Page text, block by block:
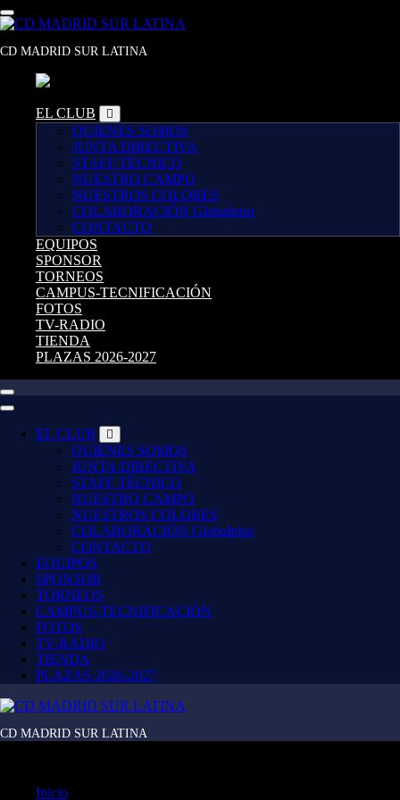
Saltar
al
CD MADRID SUR LATINA
EL CLUB
QUIENES SOMOS
JUNTA DIRECTIVA
STAFF TÉCNICO
NUESTRO CAMPO
NUESTROS COLORES
COLABORACIÓN Globalpiso
CONTACTO
EQUIPOS
SPONSOR
TORNEOS
CAMPUS-TECNIFICACIÓN
FOTOS
TV-RADIO
TIENDA
PLAZAS 2026-2027
EL CLUB
QUIENES SOMOS
JUNTA DIRECTIVA
STAFF TÉCNICO
NUESTRO CAMPO
NUESTROS COLORES
COLABORACIÓN Globalpiso
CONTACTO
EQUIPOS
SPONSOR
TORNEOS
CAMPUS-TECNIFICACIÓN
FOTOS
TV-RADIO
TIENDA
PLAZAS 2026-2027
CD MADRID SUR LATINA
Inicio